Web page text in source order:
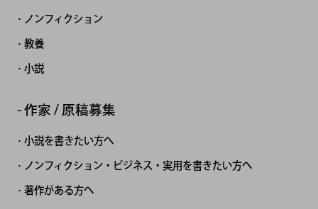
ノンフィクション
教養
小説
作家 / 原稿募集
小説を書きたい方へ
ノンフィクション・ビジネス・実用を書きたい方へ
著作がある方へ